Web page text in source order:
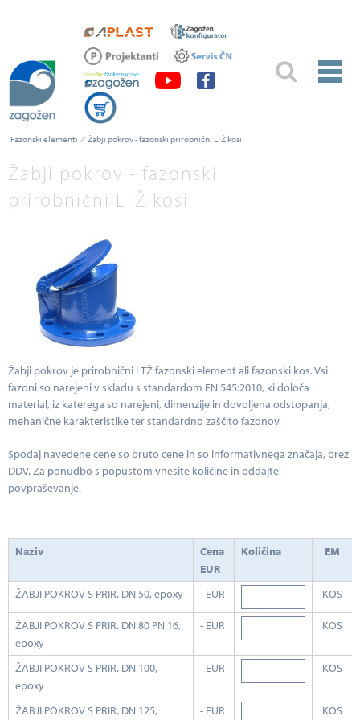
Fazonski elementi Žabji pokrov - fazonski prirobnični LTŽ kosi
Žabji pokrov - fazonski
prirobnični LTŽ kosi
Žabji pokrov je prirobnični LTŽ fazonski element ali fazonski kos. Vsi
fazoni so narejeni v skladu s standardom EN 545:2010, ki določa
material, iz katerega so narejeni, dimenzije in dovoljena odstopanja,
mehanične karakteristike ter standardno zaščito fazonov.
Spodaj navedene cene so bruto cene in so informativnega značaja, brez
DDV. Za ponudbo s popustom vnesite količine in oddajte
povpraševanje.
Naziv
Cena
EUR
Količina EM
ŽABJI POKROV S PRIR. DN 50, epoxy - EUR KOS
ŽABJI POKROV S PRIR. DN 80 PN 16,
epoxy
- EUR KOS
ŽABJI POKROV S PRIR. DN 100,
epoxy
- EUR KOS
ŽABJI POKROV S PRIR. DN 125, - EUR KOS